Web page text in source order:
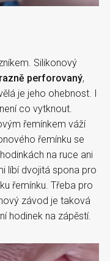
Silikonový
perforovaný,
je jeho ohebnost. I
co vytknout.
řemínkem váží
řemínku se
na ruce ani
líbí dvojitá spona pro
řemínku. Třeba pro
závod je taková
hodinek na zápěstí.